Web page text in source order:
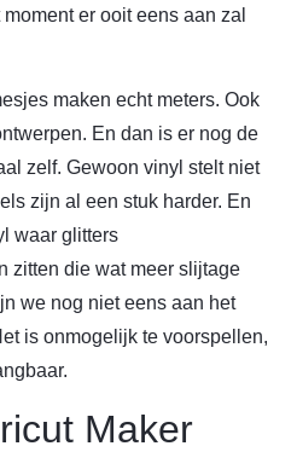
er ooit eens aan zal
maken echt meters. Ook
En dan is er nog de
zelf. Gewoon vinyl stelt niet
zijn al een stuk harder. En
waar glitters
zitten die wat meer slijtage
we nog niet eens aan het
is onmogelijk te voorspellen,
Maker